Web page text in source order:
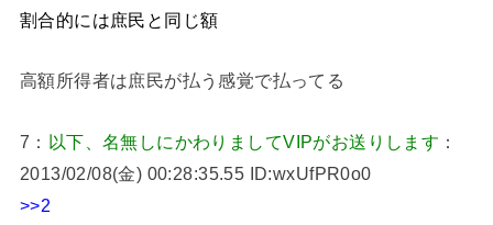
割合的には庶民と同じ額
高額所得者は庶民が払う感覚で払ってる
7： 以下、名無しにかわりましてVIPがお送りします ：
2013/02/08(金) 00:28:35.55 ID:wxUfPR0o0
>>2